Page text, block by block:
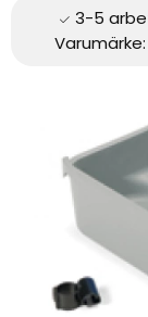
Varumärke: